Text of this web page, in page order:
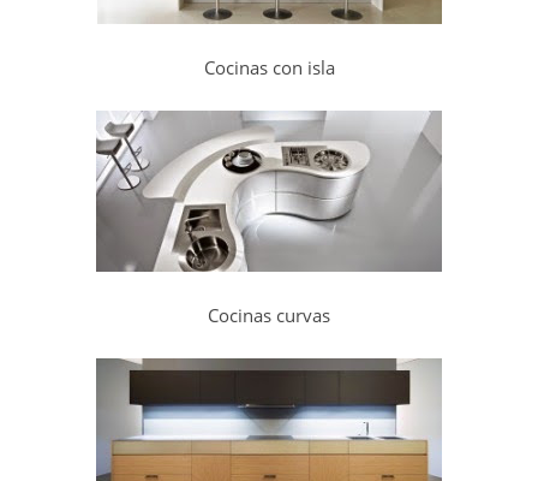
Cocinas con isla
Cocinas curvas